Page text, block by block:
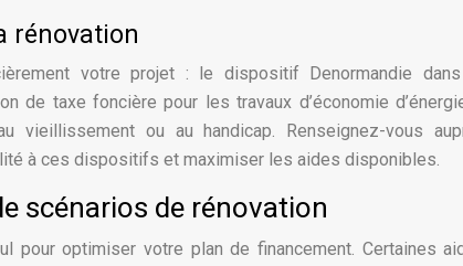
rénovation
votre projet : le dispositif Denormandie dans
de taxe foncière pour les travaux d’économie
vieillissement ou au handicap. Renseignez-vous
à ces dispositifs et maximiser les aides disponibles.
scénarios de rénovation
optimiser votre plan de financement. Certaines